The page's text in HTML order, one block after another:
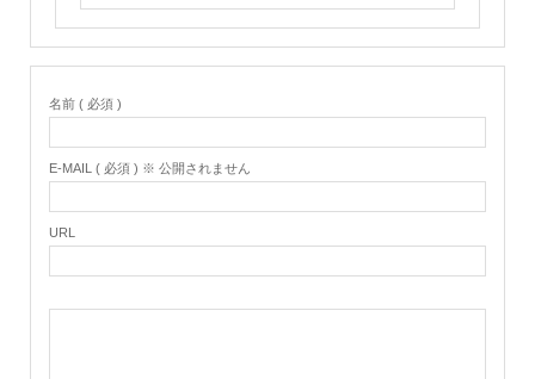
名前 ( 必須 )
E-MAIL ( 必須 ) ※ 公開されません
URL